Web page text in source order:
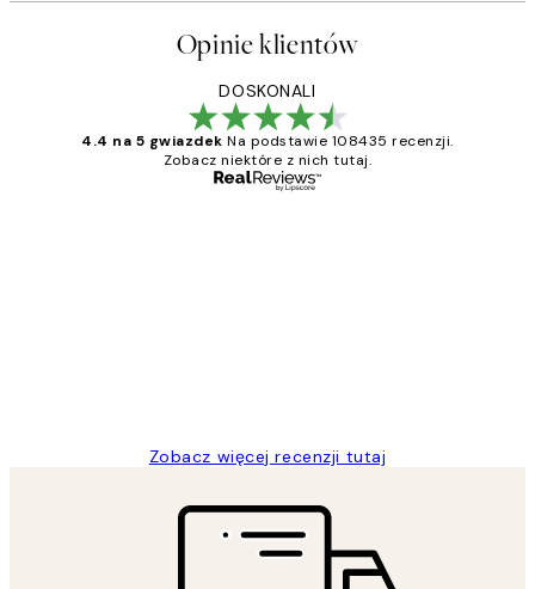
Opinie klientów
DOSKONALI
4.4 na 5 gwiazdek Na podstawie 108435 recenzji.
Zobacz niektóre z nich tutaj.
Zobacz więcej recenzji tutaj